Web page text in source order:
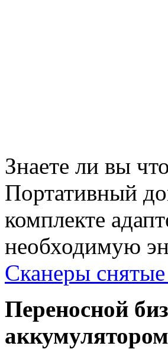
Знаете ли вы
Портативный
комплекте
необходимую
Сканеры снятые
Переносной